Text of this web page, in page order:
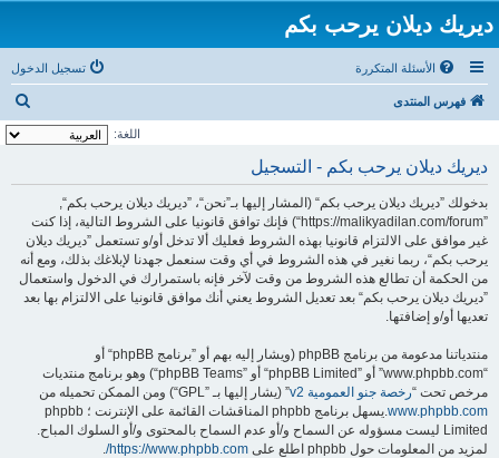
ديريك ديلان يرحب بكم
الأسئلة المتكررة تسجيل الدخول
فهرس المنتدى
ح
اللغة:
ديريك ديلان يرحب بكم - التسجيل
بدخولك ”ديريك ديلان يرحب بكم“ (المشار إليها بـ”نحن“، ”ديريك ديلان يرحب بكم“,
”https://malikyadilan.com/forum“) فإنك توافق قانونيا على الشروط التالية، إذا كنت
غير موافق على الالتزام قانونيا بهذه الشروط فعليك ألا تدخل أو/و تستعمل ”ديريك ديلان
يرحب بكم“، ربما نغير في هذه الشروط في أي وقت سنعمل جهدنا لإبلاغك بذلك، ومع أنه
من الحكمة أن تطالع هذه الشروط من وقت لآخر فإنه باستمرارك في الدخول واستعمال
”ديريك ديلان يرحب بكم“ بعد تعديل الشروط يعني أنك موافق قانونيا على الالتزام بها بعد
تعديها أو/و إضافتها.
منتدياتنا مدعومة من برنامج phpBB (ويشار إليه بهم أو ”برنامج phpBB“ أو
“www.phpbb.com” أو ”phpBB Limited“ أو ”phpBB Teams“) وهو برنامج منتديات
مرخص تحت “رخصة جنو العمومية v2
” (يشار إليها بـ ”GPL“) ومن الممكن تحميله من
www.phpbb.com
.يسهل برنامج phpbb المناقشات القائمة على الإنترنت ؛ phpbb
Limited ليست مسؤوله عن السماح و/أو عدم السماح بالمحتوى و/أو السلوك المباح.
لمزيد من المعلومات حول phpbb اطلع على
https://www.phpbb.com/
.